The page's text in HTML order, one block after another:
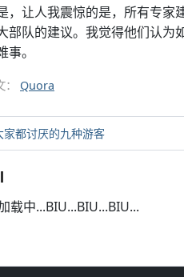
，让人我震惊的是，所有专家
部队的建议。我觉得他们认
事。
： Quora
家都讨厌的九种游客
载中...BIU...BIU...BIU...